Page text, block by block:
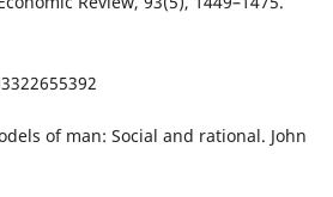
of man: Social and rational. John